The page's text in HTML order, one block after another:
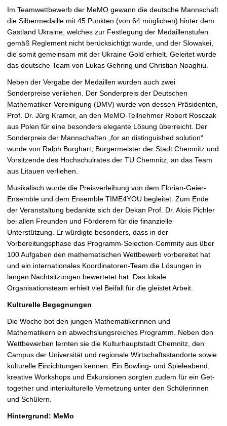
Im Teamwettbewerb der MeMO gewann die deutsche Mannschaft
die Silbermedaille mit 45 Punkten (von 64 möglichen) hinter dem
Gastland Ukraine, welches zur Festlegung der Medaillenstufen
gemäß Reglement nicht berücksichtigt wurde, und der Slowakei,
die somit gemeinsam mit der Ukraine Gold erhielt. Geleitet wurde
das deutsche Team von Lukas Gehring und Christian Noaghiu.
Neben der Vergabe der Medaillen wurden auch zwei
Sonderpreise verliehen. Der Sonderpreis der Deutschen
Mathematiker-Vereinigung (DMV) wurde von dessen Präsidenten,
Prof. Dr. Jürg Kramer, an den MeMO-Teilnehmer Robert Rosczak
aus Polen für eine besonders elegante Lösung überreicht. Der
Sonderpreis der Mannschaften „for an distinguished solution“
wurde von Ralph Burghart, Bürgermeister der Stadt Chemnitz und
Vorsitzende des Hochschulrates der TU Chemnitz, an das Team
aus Litauen verliehen.
Musikalisch wurde die Preisverleihung von dem Florian-Geier-
Ensemble und dem Ensemble TIME4YOU begleitet. Zum Ende
der Veranstaltung bedankte sich der Dekan Prof. Dr. Alois Pichler
bei allen Freunden und Förderern für die finanzielle
Unterstützung. Er würdigte besonders, dass in der
Vorbereitungsphase das Programm-Selection-Commity aus über
100 Aufgaben den mathematischen Wettbewerb vorbereitet hat
und ein internationales Koordinatoren-Team die Lösungen in
langen Nachtsitzungen bewertetet hat. Das lokale
Organisationsteam erhielt viel Beifall für die gleistet Arbeit.
Kulturelle Begegnungen
Die Woche bot den jungen Mathematikerinnen und
Mathematikern ein abwechslungsreiches Programm. Neben den
Wettbewerben lernten sie die Kulturhauptstadt Chemnitz, den
Campus der Universität und regionale Wirtschaftsstandorte sowie
kulturelle Einrichtungen kennen. Ein Bowling- und Spieleabend,
kreative Workshops und Exkursionen sorgten zudem für ein Get-
together und interkulturelle Vernetzung unter den Schülerinnen
und Schülern.
Hintergrund: MeMo